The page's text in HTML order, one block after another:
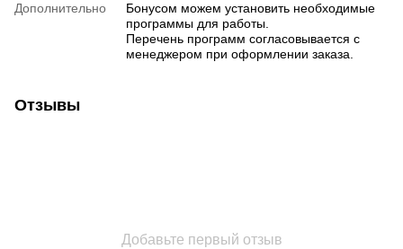
Дополнительно
Бонусом можем установить необходимые
программы для работы.
Перечень программ согласовывается с
менеджером при оформлении заказа.
Отзывы
Добавьте первый отзыв